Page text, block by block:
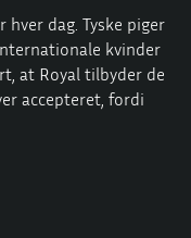
hver dag. Tyske piger
kvinder
at Royal tilbyder de
accepteret, fordi